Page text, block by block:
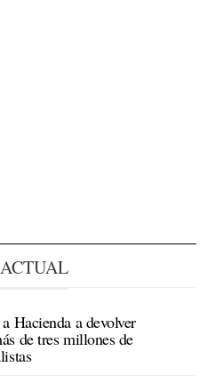
ACTUAL
Hacienda a devolver
de tres millones de